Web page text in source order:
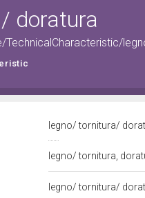
doratura
legno/ tornitura/
legno/ tornitura,
legno/ tornitura/